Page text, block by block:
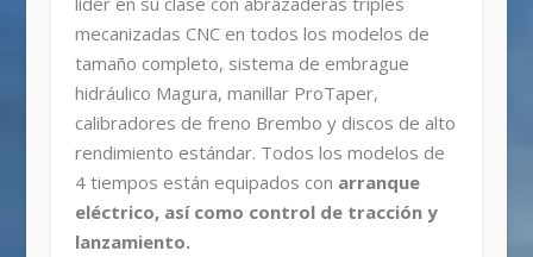
mecanizadas CNC en todos los modelos de
tamaño completo, sistema de embrague
hidráulico Magura, manillar ProTaper,
calibradores de freno Brembo y discos de alto
rendimiento estándar. Todos los modelos de
4 tiempos están equipados con arranque
eléctrico, así como control de tracción y
lanzamiento.